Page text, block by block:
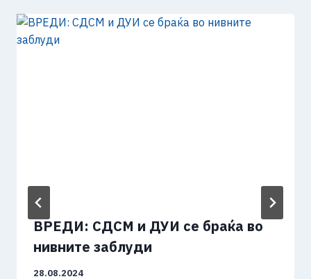
ВРЕДИ: СДСМ и ДУИ се браќа во
нивните заблуди
28.08.2024